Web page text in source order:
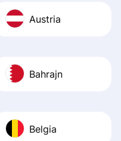
Austria
Bahrajn
Belgia